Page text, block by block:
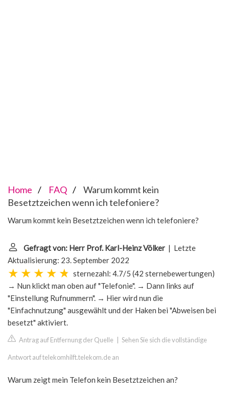
Home FAQ
Warum kommt kein
Besetztzeichen wenn ich telefoniere?
Warum kommt kein Besetztzeichen wenn ich telefoniere?
Gefragt von: Herr Prof. Karl-Heinz Völker | Letzte
Aktualisierung: 23. September 2022
sternezahl: 4.7/5 (42 sternebewertungen)
→ Nun klickt man oben auf "Telefonie". → Dann links auf
"Einstellung Rufnummern". → Hier wird nun die
"Einfachnutzung" ausgewählt und der Haken bei "Abweisen bei
besetzt" aktiviert.
Antrag auf Entfernung der Quelle Sehen Sie sich die vollständige
Antwort auf telekomhilft.telekom.de an
Warum zeigt mein Telefon kein Besetztzeichen an?